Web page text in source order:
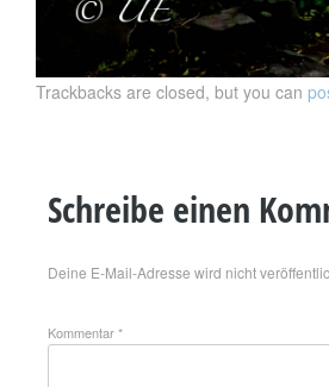
Trackbacks are closed, but you can
Schreibe einen
Deine E-Mail-Adresse wird nicht
Kommentar*